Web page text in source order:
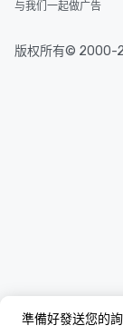
準備好發送您的詢
与我们一起做广告
版权所有© 2000-